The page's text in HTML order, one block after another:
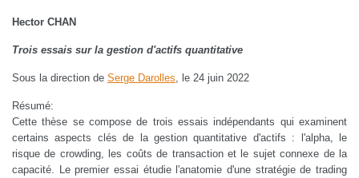
Hector CHAN
Trois essais sur la gestion d'actifs quantitative
Sous la direction de Serge Darolles, le 24 juin 2022
Résumé:
Cette thèse se compose de trois essais indépendants qui examinent
certains aspects clés de la gestion quantitative d'actifs : l'alpha, le
risque de crowding, les coûts de transaction et le sujet connexe de la
capacité. Le premier essai étudie l'anatomie d'une stratégie de trading